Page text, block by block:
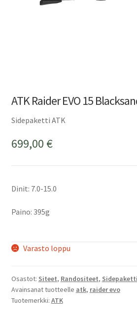
ATK Raider EVO 15
Sidepaketti ATK
699,00 €
Dinit: 7.0-15.0
Paino: 395g
Varasto loppu
Osastot: Siteet, Randositeet,
Avainsanat tuotteelle atk, raider evo
Tuotemerkki: ATK